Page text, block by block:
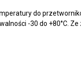
do
-30 do +80°C. Ze